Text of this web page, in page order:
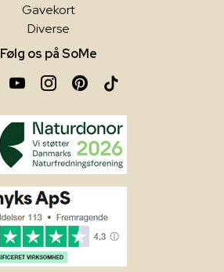
Gavekort
Diverse
Følg os på SoMe